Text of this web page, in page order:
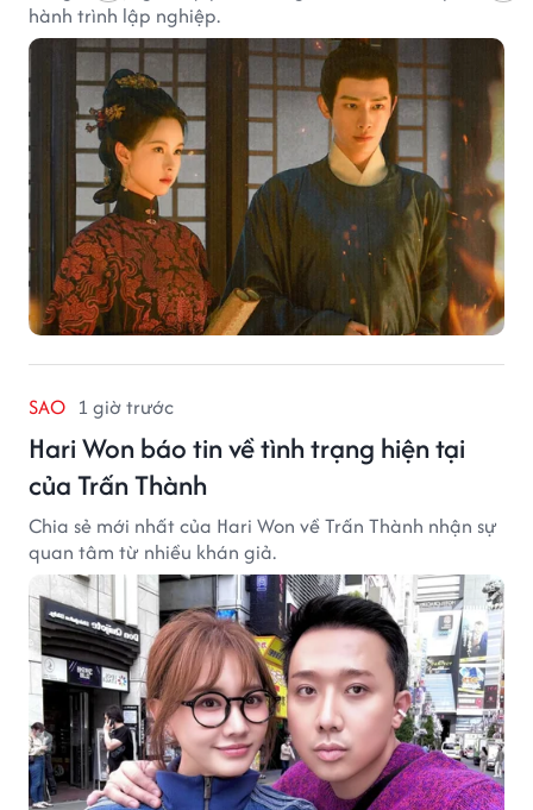
hành trình lập nghiệp.
SAO 1 giờ trước
Hari Won báo tin về tình trạng hiện tại
của Trấn Thành
Chia sẻ mới nhất của Hari Won về Trấn Thành nhận sự
quan tâm từ nhiều khán giả.